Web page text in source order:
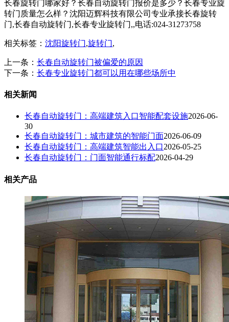
长春旋转门哪家好？长春自动旋转门报价是多少？长春专业旋
转门质量怎么样？沈阳迈辉科技有限公司专业承接长春旋转
门,长春自动旋转门,长春专业旋转门,,电话:024-31273758
相关标签： 沈阳旋转门,旋转门,
上一条： 长春自动旋转门被偏爱的原因
下一条： 长春专业旋转门都可以用在哪些场所中
相关新闻
长春自动旋转门：高端建筑入口智能配套设施2026-06-
30
长春自动旋转门：城市建筑的智能门面2026-06-09
长春自动旋转门：高端建筑智能出入口2026-05-25
长春自动旋转门：门面智能通行标配2026-04-29
相关产品